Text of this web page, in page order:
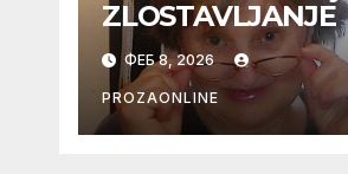
ZLOSTAVLJANJE
ФЕБ 8, 2026
PROZAONLINE